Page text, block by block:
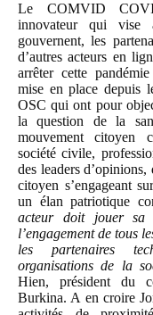
Le COMVID
innovateur qui vise
gouvernent, les
d’autres acteurs en
arrêter cette
mise en place depuis
OSC qui ont pour
la question de la
mouvement citoyen
société civile,
des leaders
citoyen s’engageant
un élan patriotique
acteur doit jouer
l’engagement de tous
les partenaires
organisations de la
Hien, président du
Burkina. A en croire